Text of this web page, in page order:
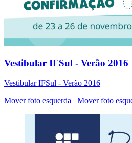
Vestibular IFSul - Verão 2016
Vestibular IFSul - Verão 2016
Mover foto esquerda
Mover foto